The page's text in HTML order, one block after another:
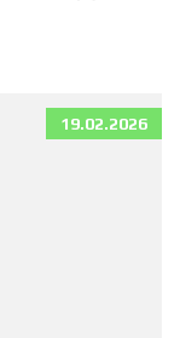
19.02.2026